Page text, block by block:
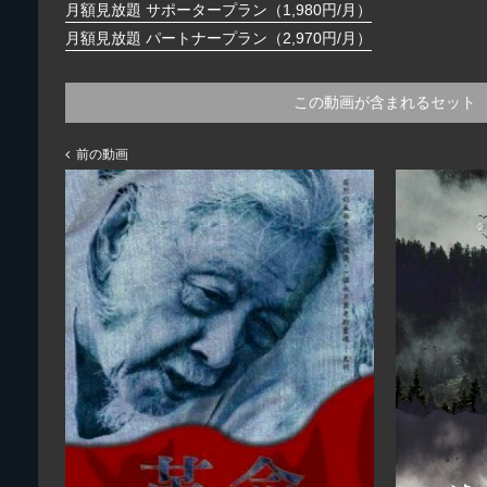
月額見放題 サポータープラン（1,980円/月）
月額見放題 パートナープラン（2,970円/月）
この動画が含まれるセット
前の動画